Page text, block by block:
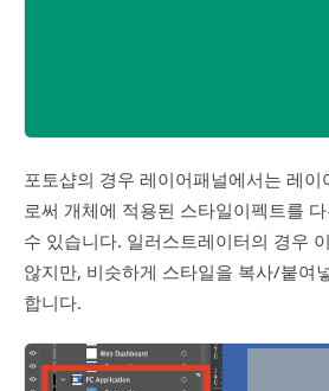
포토샵의 경우 레이어패널에서는 레
로써 개체에 적용된 스타일이펙트를
수 있습니다. 일러스트레이터의 경우
않지만, 비슷하게 스타일을 복사/붙여
합니다.